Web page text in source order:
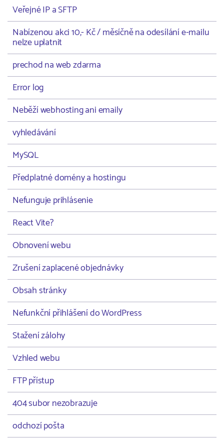
Veřejné IP a SFTP
Nabízenou akci 10,- Kč / měsíčně na odesílání e-mailu
nelze uplatnit
prechod na web zdarma
Error log
Neběží webhosting ani emaily
vyhledávání
MySQL
Předplatné domény a hostingu
Nefunguje prihlásenie
React Vite?
Obnovení webu
Zrušení zaplacené objednávky
Obsah stránky
Nefunkční přihlášení do WordPress
Stažení zálohy
Vzhled webu
FTP přístup
404 subor nezobrazuje
odchozí pošta